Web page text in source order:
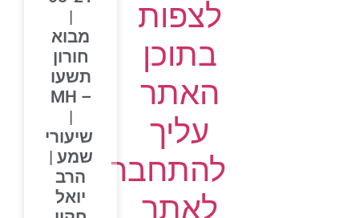
לצפות
בתוכן
האתר
עליך
להתחבר
לאתר
מבוא
חורון
תשעו
– MH
שיעורי
שמע |
הרב
יואל